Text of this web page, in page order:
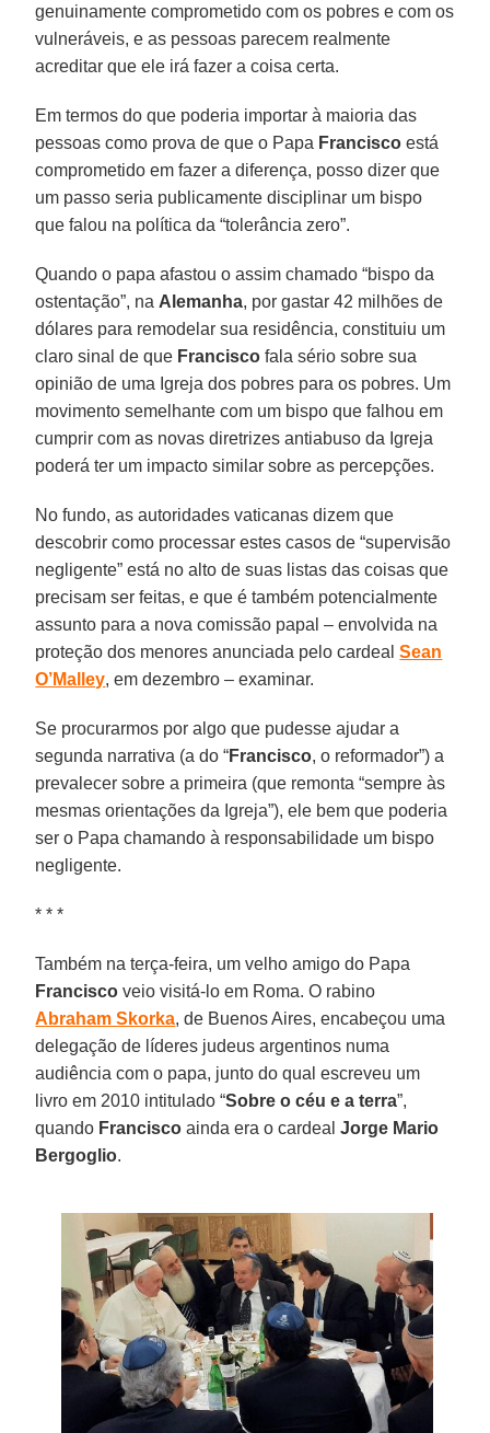
genuinamente comprometido com os pobres e com os
vulneráveis, e as pessoas parecem realmente
acreditar que ele irá fazer a coisa certa.
Em termos do que poderia importar à maioria das
pessoas como prova de que o Papa Francisco está
comprometido em fazer a diferença, posso dizer que
um passo seria publicamente disciplinar um bispo
que falou na política da “tolerância zero”.
Quando o papa afastou o assim chamado “bispo da
ostentação”, na Alemanha, por gastar 42 milhões de
dólares para remodelar sua residência, constituiu um
claro sinal de que Francisco fala sério sobre sua
opinião de uma Igreja dos pobres para os pobres. Um
movimento semelhante com um bispo que falhou em
cumprir com as novas diretrizes antiabuso da Igreja
poderá ter um impacto similar sobre as percepções.
No fundo, as autoridades vaticanas dizem que
descobrir como processar estes casos de “supervisão
negligente” está no alto de suas listas das coisas que
precisam ser feitas, e que é também potencialmente
assunto para a nova comissão papal – envolvida na
proteção dos menores anunciada pelo cardealSean
O’Malley, em dezembro – examinar.
Se procurarmos por algo que pudesse ajudar a
segunda narrativa (a do “Francisco, o reformador”) a
prevalecer sobre a primeira (que remonta “sempre às
mesmas orientações da Igreja”), ele bem que poderia
ser o Papa chamando à responsabilidade um bispo
negligente.
* * *
Também na terça-feira, um velho amigo do Papa
Francisco veio visitá-lo em Roma. O rabino
Abraham Skorka, de Buenos Aires, encabeçou uma
delegação de líderes judeus argentinos numa
audiência com o papa, junto do qual escreveu um
livro em 2010 intitulado “Sobre o céu e a terra”,
quando Francisco ainda era o cardealJorge Mario
Bergoglio.